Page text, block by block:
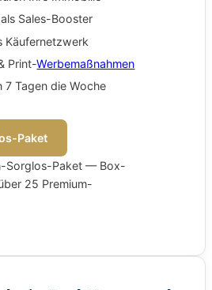
als Sales-Booster
Käufernetzwerk
Print-Werbemaßnahmen
7 Tagen die Woche
Paket